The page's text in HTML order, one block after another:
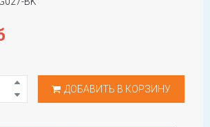
ДОБАВИТЬ В КОРЗИНУ